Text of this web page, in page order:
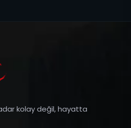
kolay değil, hayatta